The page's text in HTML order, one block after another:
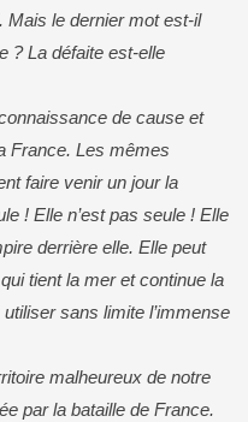
Mais le dernier mot est-il
? La défaite est-elle
de cause et
France. Les mêmes
faire venir un jour la
! Elle n’est pas seule ! Elle
derrière elle. Elle peut
tient la mer et continue la
sans limite l’immense
malheureux de notre
par la bataille de France.